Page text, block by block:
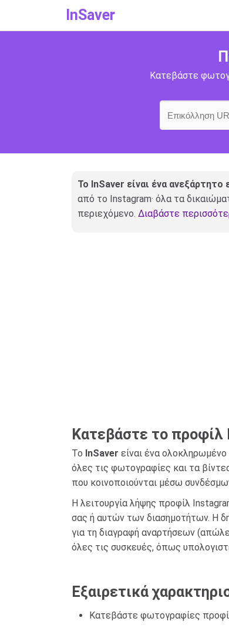
InSaver
Κατεβάστε
Το InSaver είναι ένα
από το Instagram· όλα τα
περιεχόμενο. Διαβάστε
Κατεβάστε το προφίλ
Το InSaver είναι ένα
όλες τις φωτογραφίες και τα
που κοινοποιούνται μέσω
Η λειτουργία λήψης προφίλ
σας ή αυτών των διασημοτήτων. Η
για τη διαγραφή αναρτήσεων
όλες τις συσκευές, όπως
Εξαιρετικά
Κατεβάστε φωτογραφίες